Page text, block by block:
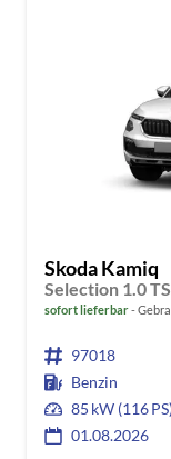
Skoda Kamiq
Selection 1.0
sofort lieferbar
97018
Benzin
85 kW (116
01.08.2026